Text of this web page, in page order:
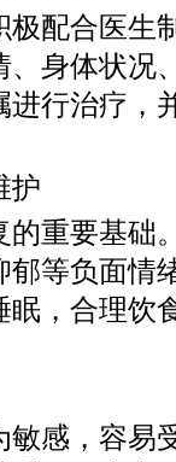
配合医生
身体状况
行治疗，
护
重要基础
等负面情
，合理饮
感，容易